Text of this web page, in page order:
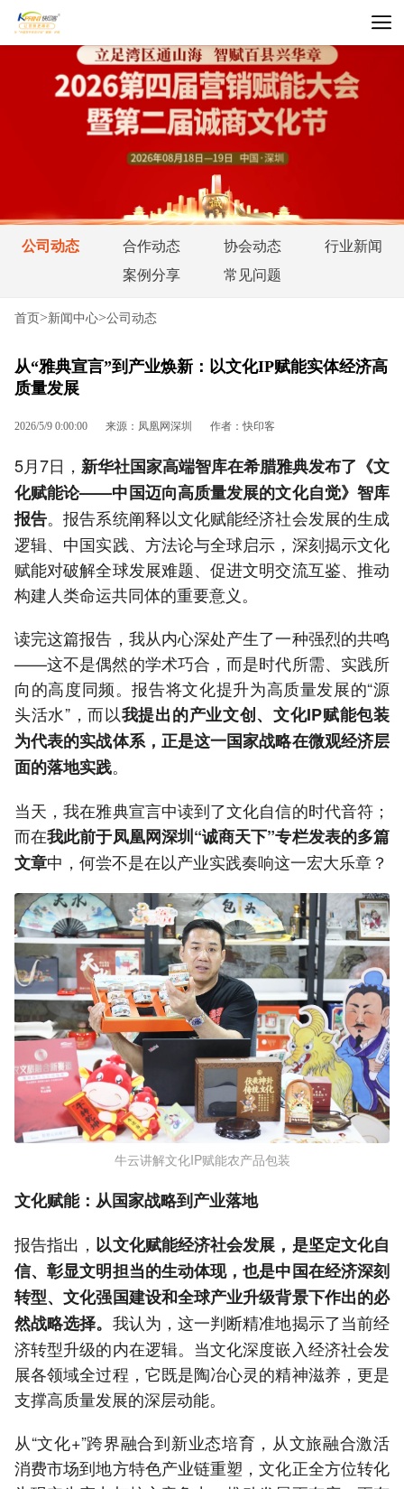
公司动态 合作动态 协会动态
行业新闻
案例分享
常见问题
首页>新闻中心>公司动态
从“雅典宣言”到产业焕新：以文化IP赋能实体经济高
质量发展
2026/5/9 0:00:00 来源：凤凰网深圳 作者：快印客
5月7日， 新华社国家高端智库在希腊雅典发布了《文
化赋能论——中国迈向高质量发展的文化自觉》智库
报告。报告系统阐释以文化赋能经济社会发展的生成
逻辑、中国实践、方法论与全球启示，深刻揭示文化
赋能对破解全球发展难题、促进文明交流互鉴、推动
构建人类命运共同体的重要意义。
读完这篇报告，我从内心深处产生了一种强烈的共鸣
——这不是偶然的学术巧合，而是时代所需、实践所
向的高度同频。报告将文化提升为高质量发展的“源
头活水”，而以我提出的产业文创、文化IP赋能包装
为代表的实战体系，正是这一国家战略在微观经济层
面的落地实践。
当天，我在雅典宣言中读到了文化自信的时代音符；
而在我此前于凤凰网深圳“诚商天下”专栏发表的多篇
文章中，何尝不是在以产业实践奏响这一宏大乐章？
牛云讲解文化IP赋能农产品包装
文化赋能：从国家战略到产业落地
报告指出， 以文化赋能经济社会发展，是坚定文化自
信、彰显文明担当的生动体现，也是中国在经济深刻
转型、文化强国建设和全球产业升级背景下作出的必
然战略选择。 我认为，这一判断精准地揭示了当前经
济转型升级的内在逻辑。当文化深度嵌入经济社会发
展各领域全过程，它既是陶冶心灵的精神滋养，更是
支撑高质量发展的深层动能。
从“文化+”跨界融合到新业态培育，从文旅融合激活
消费市场到地方特色产业链重塑，文化正全方位转化